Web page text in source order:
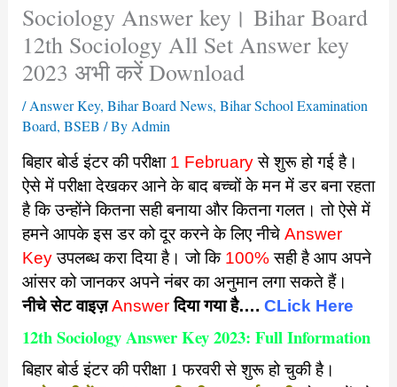
Sociology Answer key। Bihar Board
12th Sociology All Set Answer key
2023 अभी करें Download
/Answer Key, Bihar Board News, Bihar School Examination
Board, BSEB / By Admin
बिहार बोर्ड इंटर की परीक्षा1 Februaryसे शुरू हो गई है।
ऐसे में परीक्षा देखकर आने के बाद बच्चों के मन में डर बना रहता
है कि उन्होंने कितना सही बनाया और कितना गलत। तो ऐसे में
हमने आपके इस डर को दूर करने के लिए नीचे Answer
Keyउपलब्ध करा दिया है। जो कि 100%सही है आप अपने
आंसर को जानकर अपने नंबर का अनुमान लगा सकते हैं।
नीचे सेट वाइज़Answerदिया गया है…. CLick Here
12th Sociology Answer Key 2023: Full Information
बिहार बोर्ड इंटर की परीक्षा 1 फरवरी से शुरू हो चुकी है।